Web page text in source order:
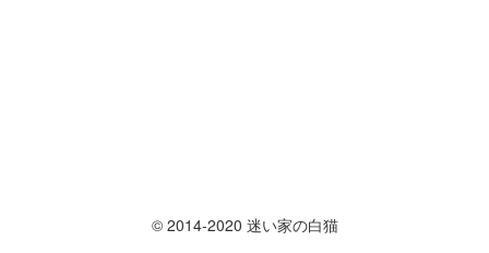
© 2014-2020 迷い家の白猫